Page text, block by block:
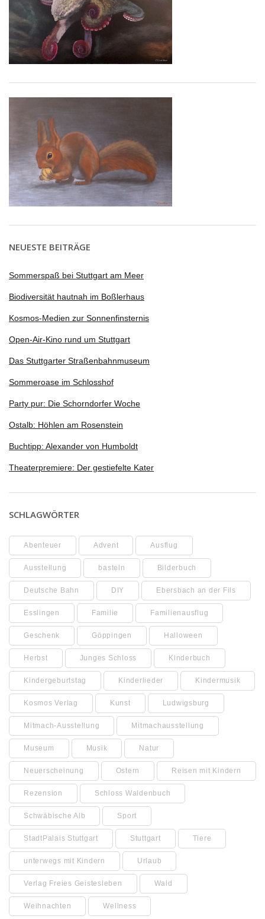
NEUESTE BEITRÄGE
Sommerspaß bei Stuttgart am Meer
Biodiversität hautnah im Boßlerhaus
Kosmos-Medien zur Sonnenfinsternis
Open-Air-Kino rund um Stuttgart
Das Stuttgarter Straßenbahnmuseum
Sommeroase im Schlosshof
Party pur: Die Schorndorfer Woche
Ostalb: Höhlen am Rosenstein
Buchtipp: Alexander von Humboldt
Theaterpremiere: Der gestiefelte Kater
SCHLAGWÖRTER
Abenteuer Advent Ausflug
Ausstellung basteln Bilderbuch
Deutsche Bahn DIY Ebersbach an der Fils
Esslingen Familie Familienausflug
Geschenk Göppingen Halloween
Herbst Junges Schloss Kinderbuch
Kindergeburtstag Kinderlieder Kindermusik
Kosmos Verlag Kunst Ludwigsburg
Mitmach-Ausstellung Mitmachausstellung
Museum Musik Natur
Neuerscheinung Ostern Reisen mit Kindern
Rezension Schloss Waldenbuch
Schwäbische Alb Sport
StadtPalais Stuttgart Stuttgart Tiere
unterwegs mit Kindern Urlaub
Verlag Freies Geistesleben Wald
Weihnachten Wellness